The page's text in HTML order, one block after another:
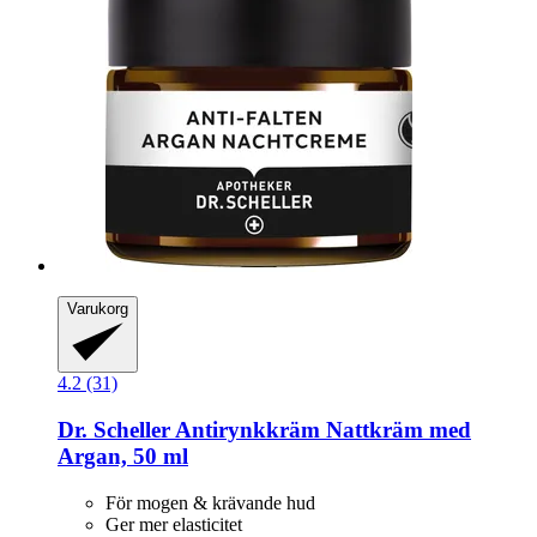
Varukorg
4.2 (31)
Dr. Scheller Antirynkkräm Nattkräm med
Argan, 50 ml
För mogen & krävande hud
Ger mer elasticitet